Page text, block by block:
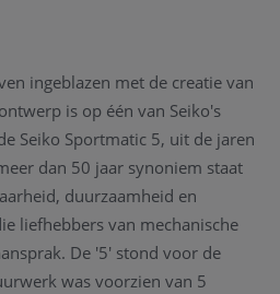
ingeblazen met de creatie van
is op één van Seiko's
Seiko Sportmatic 5, uit de jaren
dan 50 jaar synoniem staat
duurzaamheid en
liefhebbers van mechanische
De '5' stond voor de
was voorzien van 5